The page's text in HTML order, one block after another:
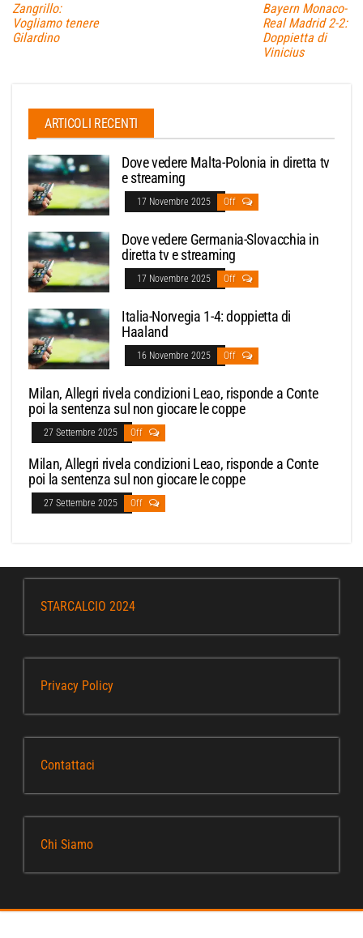
Zangrillo:
Vogliamo tenere
Gilardino
Bayern Monaco-
Real Madrid 2-2:
Doppietta di
Vinicius
ARTICOLI RECENTI
Dove vedere Malta-Polonia in diretta tv
e streaming
17 Novembre 2025 Off
Dove vedere Germania-Slovacchia in
diretta tv e streaming
17 Novembre 2025 Off
Italia-Norvegia 1-4: doppietta di
Haaland
16 Novembre 2025 Off
Milan, Allegri rivela condizioni Leao, risponde a Conte
poi la sentenza sul non giocare le coppe
27 Settembre 2025 Off
Milan, Allegri rivela condizioni Leao, risponde a Conte
poi la sentenza sul non giocare le coppe
27 Settembre 2025 Off
STARCALCIO 2024
Privacy Policy
Contattaci
Chi Siamo